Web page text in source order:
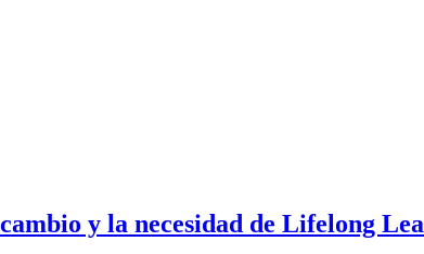
y la necesidad de Lifelong